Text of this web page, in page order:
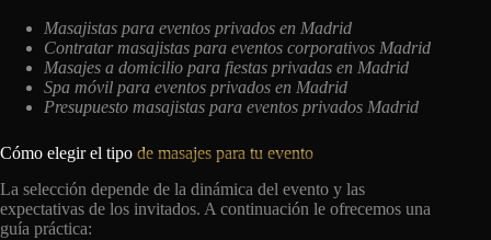
Masajistas para eventos privados en Madrid
Contratar masajistas para eventos corporativos Madrid
Masajes a domicilio para fiestas privadas en Madrid
Spa móvil para eventos privados en Madrid
Presupuesto masajistas para eventos privados Madrid
Cómo elegir el tipo de masajes para tu evento
La selección depende de la dinámica del evento y las
expectativas de los invitados. A continuación le ofrecemos una
guía práctica: